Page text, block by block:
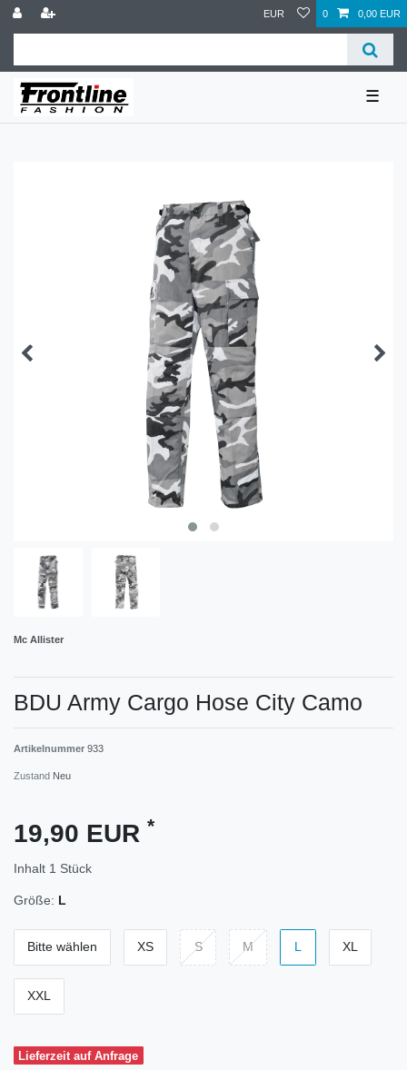
EUR 0 0,00 EUR
☰
Mc Allister
BDU Army Cargo Hose City Camo
Artikelnummer 933
Zustand Neu
19,90 EUR *
Inhalt 1 Stück
Größe: L
Bitte wählen XS S M L XL
XXL
Lieferzeit auf Anfrage